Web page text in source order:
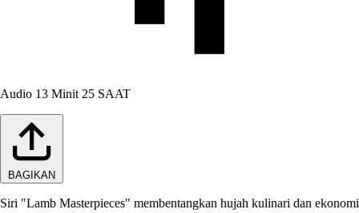
Audio 13 Minit 25 SAAT
BAGIKAN
Siri "Lamb Masterpieces" membentangkan hujah kulinari dan ekonomi